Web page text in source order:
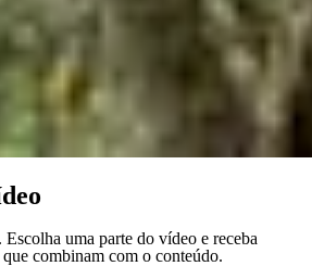
Escolha uma parte do vídeo e receba
combinam com o conteúdo.